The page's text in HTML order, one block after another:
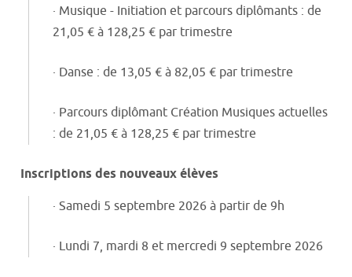
· Musique - Initiation et parcours diplômants : de
21,05 € à 128,25 € par trimestre
· Danse : de 13,05 € à 82,05 € par trimestre
· Parcours diplômant Création Musiques actuelles
: de 21,05 € à 128,25 € par trimestre
Inscriptions des nouveaux élèves
· Samedi 5 septembre 2026 à partir de 9h
· Lundi 7, mardi 8 et mercredi 9 septembre 2026